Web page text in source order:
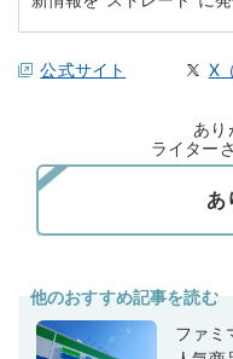
公式サイト X
あり
ライター
他のおすすめ記事を読む
ファミ